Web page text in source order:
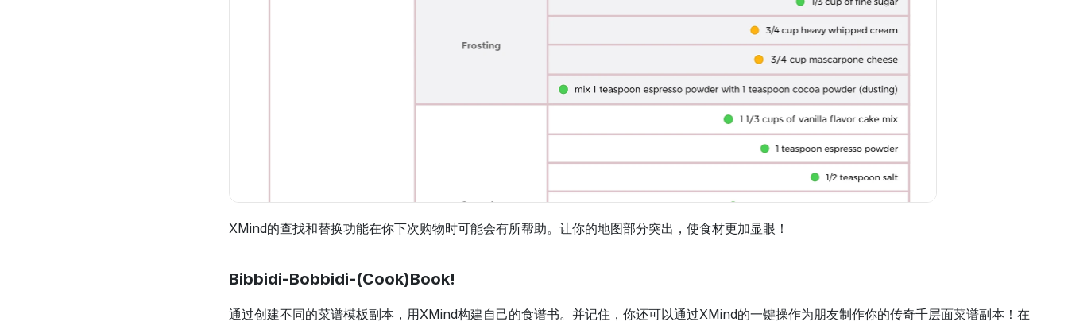
XMind的查找和替换功能在你下次购物时可能会有所帮助。让你的地图部分突出，使食材更加显眼！
Bibbidi-Bobbidi-(Cook)Book!
通过创建不同的菜谱模板副本，用XMind构建自己的食谱书。并记住，你还可以通过XMind的一键操作为朋友制作你的传奇千层面菜谱副本！在